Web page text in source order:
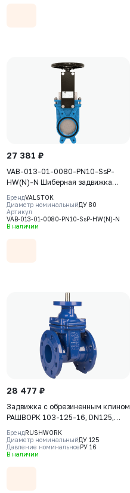
27 381 ₽
VAB-013-01-0080-PN10-SsP-
HW(N)-N Шиберная задвижка
Valstok, серия VAB, DN0080, PN10,
штурвал, невыдвижной шток,
корпус GJS-400-15 (GGG40), нож
AISI304, седловое уплотнение
БрендVALSTOK
Диаметр номинальныйДУ 80
Артикул
VAB-013-01-0080-PN10-SsP-HW(N)-N
В наличии
28 477 ₽
Задвижка с обрезиненным клином
РАШВОРК 103-125-16, DN125,
PN16, корпус-GJS-500-7
(GGG50), клин-GJS-500-7
(GGG50), уплотнение-EPDM, Ф/Ф,
БрендRUSHWORK
Диаметр номинальныйДУ 125
Давление номинальноеРУ 16
В наличии